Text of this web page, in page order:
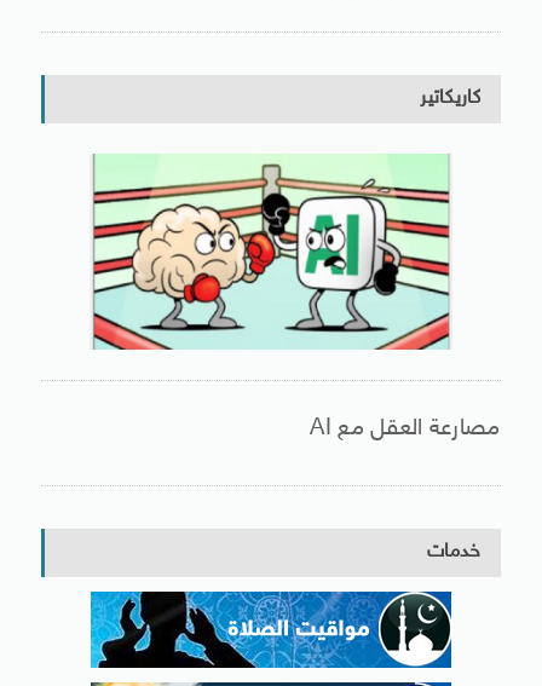
كاريكاتير
مصارعة العقل مع AI
خدمات